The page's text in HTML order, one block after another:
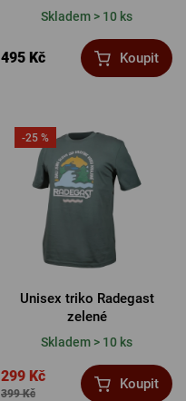
Skladem > 10 ks
495 Kč Koupit
-25 %
Unisex triko Radegast
zelené
Skladem > 10 ks
399 Kč
299 Kč Koupit